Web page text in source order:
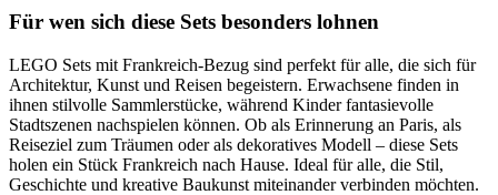
Für wen sich diese Sets besonders lohnen
LEGO Sets mit Frankreich-Bezug sind perfekt für alle, die sich für
Architektur, Kunst und Reisen begeistern. Erwachsene finden in
ihnen stilvolle Sammlerstücke, während Kinder fantasievolle
Stadtszenen nachspielen können. Ob als Erinnerung an Paris, als
Reiseziel zum Träumen oder als dekoratives Modell – diese Sets
holen ein Stück Frankreich nach Hause. Ideal für alle, die Stil,
Geschichte und kreative Baukunst miteinander verbinden möchten.